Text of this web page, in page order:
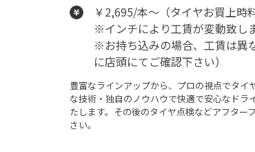
￥2,695/本～（タイヤお買上時料
※インチにより工賃が変動致し
※お持ち込みの場合、工賃は異
に店頭にてご確認下さい）
豊富なラインアップから、プロの視点でタイ
な技術・独自のノウハウで快適で安心なドラ
たします。その後のタイヤ点検などアフター
さい。